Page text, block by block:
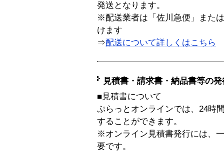
発送となります。
※配送業者は「佐川急便」また
けます
⇒配送について詳しくはこちら
見積書・請求書・納品書等の
■見積書について
ぷらっとオンラインでは、24時
することができます。
※オンライン見積書発行には、
要です。